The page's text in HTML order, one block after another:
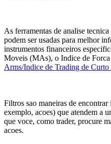
As ferramentas de analise
podem ser usadas para melhor
instrumentos financeiros
Moveis (MAs), o Indice de
Arms/Indice de Trading de
Filtros sao maneiras de
exemplo, acoes) que atendem a
que voce, como trader, procure
acoes.